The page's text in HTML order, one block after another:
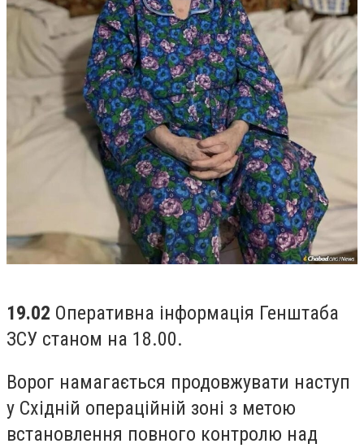
19.02 Оперативна інформація Генштаба
ЗСУ станом на 18.00.
Ворог намагається продовжувати наступ
у Східній операційній зоні з метою
встановлення повного контролю над